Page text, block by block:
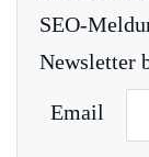
SEO-
Newsletter
Email